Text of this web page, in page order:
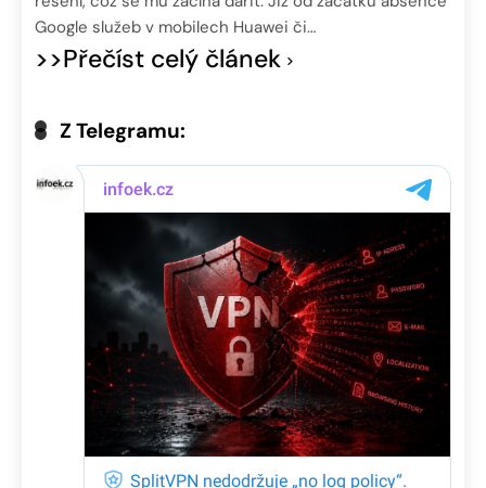
Google služeb v mobilech Huawei či…
>>Přečíst celý článek
Z Telegramu: